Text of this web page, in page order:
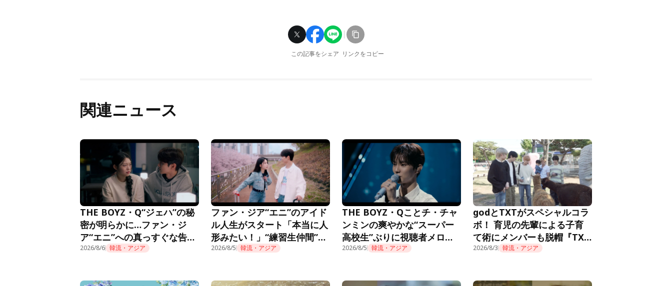
この記事をシェア リンクをコピー
関連ニュース
THE BOYZ・Q“ジェハ”の秘
密が明らかに…ファン・ジ
ア“エニ”への真っすぐな告白
に胸キュン＜推しデビュー＞
2026/8/6 韓流・アジア
ファン・ジア“エニ”のアイド
ル人生がスタート「本当に人
形みたい！」“練習生仲間”も
話題に＜推しデビュー＞
2026/8/5 韓流・アジア
THE BOYZ・Qことチ・チャ
ンミンの爽やかな“スーパー
高校生”ぶりに視聴者メロメ
ロ「制服似合ってる」＜推し
2026/8/5 韓流・アジア
godとTXTがスペシャルコラ
ボ！ 育児の先輩による子育
て術にメンバーも脱帽『TXT
の育児日記』第10話
2026/8/3 韓流・アジア